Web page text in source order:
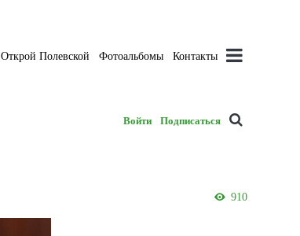
Открой Полевской Фотоальбомы Контакты
Войти Подписаться
910